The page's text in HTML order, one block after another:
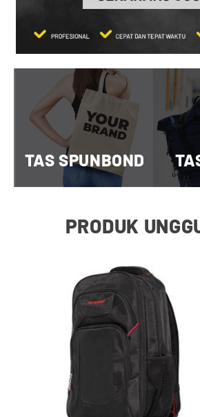
TAS SPUNBOND
PRODUK